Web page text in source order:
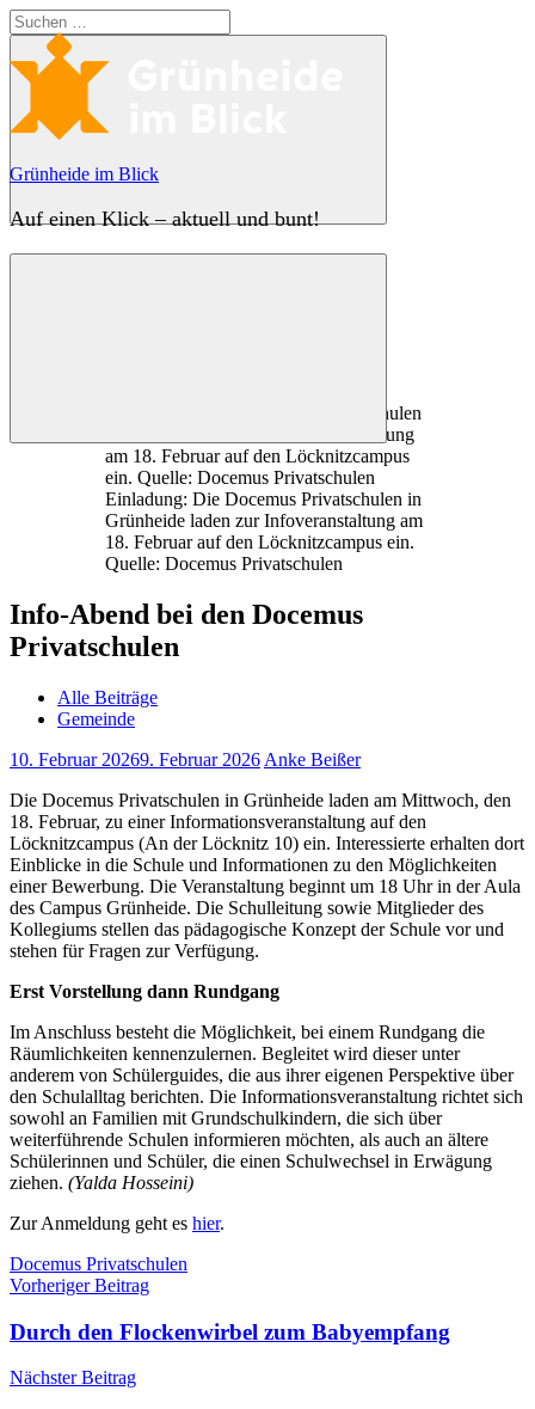
Zum
Inhalt
springen
Grünheide im Blick
Auf einen Klick – aktuell und bunt!
Suchen
nach:
Suchen
Einladung: Die Docemus Privatschulen in
Grünheide laden zur Infoveranstaltung am
18. Februar auf den Löcknitzcampus ein.
Quelle: Docemus Privatschulen
Info-Abend bei den Docemus
Privatschulen
Alle Beiträge
Gemeinde
10. Februar 20269. Februar 2026 Anke Beißer
Die Docemus Privatschulen in Grünheide laden am Mittwoch, den
18. Februar, zu einer Informationsveranstaltung auf den
Löcknitzcampus (An der Löcknitz 10) ein. Interessierte erhalten dort
Einblicke in die Schule und Informationen zu den Möglichkeiten
einer Bewerbung. Die Veranstaltung beginnt um 18 Uhr in der Aula
des Campus Grünheide. Die Schulleitung sowie Mitglieder des
Kollegiums stellen das pädagogische Konzept der Schule vor und
stehen für Fragen zur Verfügung.
Erst Vorstellung dann Rundgang
Im Anschluss besteht die Möglichkeit, bei einem Rundgang die
Räumlichkeiten kennenzulernen. Begleitet wird dieser unter
anderem von Schülerguides, die aus ihrer eigenen Perspektive über
den Schulalltag berichten. Die Informationsveranstaltung richtet sich
sowohl an Familien mit Grundschulkindern, die sich über
weiterführende Schulen informieren möchten, als auch an ältere
Schülerinnen und Schüler, die einen Schulwechsel in Erwägung
ziehen. (Yalda Hosseini)
Zur Anmeldung geht es hier.
Schlagwörter
Docemus Privatschulen
Beitragsnavigation
Vorheriger Beitrag
Durch den Flockenwirbel zum Babyempfang
Nächster Beitrag